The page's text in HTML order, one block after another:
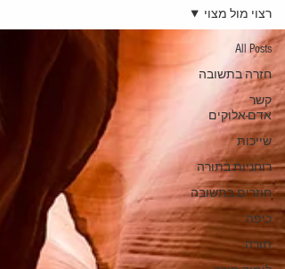
All Posts
חזרה בתשובה
קשר
אדם-אלוקים
שייכות
רוחניות בתורה
חוזרים בתשובה
כיפה
תורה
רצוי מול מצוי